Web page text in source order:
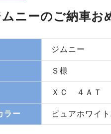
ムニーのご納車お
ジムニー
Ｓ様
ＸＣ ４ＡＴ
ラー ピュアホワイ